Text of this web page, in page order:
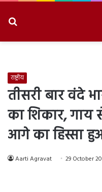
राष्ट्रीय
तीसरी बार वंदे
का शिकार, गाय
आगे का हिस्सा
Aarti Agravat 29 October